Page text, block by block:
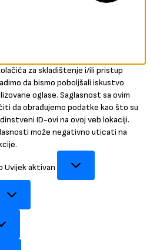
za skladištenje i/ili pristup
da bismo poboljšali iskustvo
oglase. Saglasnost sa ovim
da obrađujemo podatke kao što su
ID-ovi na ovoj veb lokaciji.
može negativno uticati na
Uvijek aktivan